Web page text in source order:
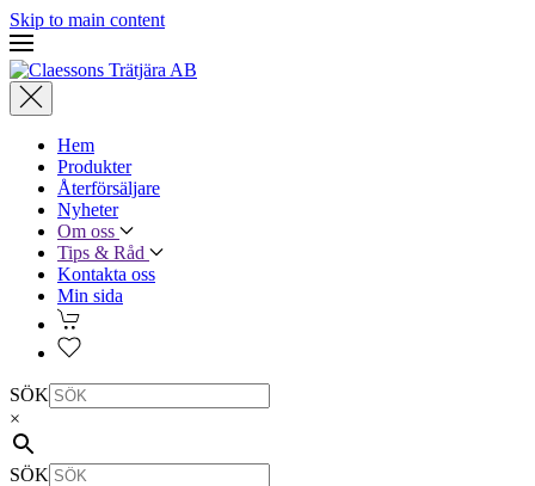
Skip to main content
Hem
Produkter
Återförsäljare
Nyheter
Om oss
Tips & Råd
Kontakta oss
Min sida
SÖK
×
SÖK